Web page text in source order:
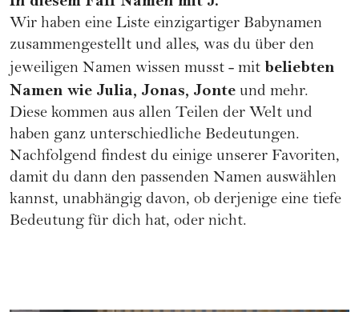
Wir haben eine Liste einzigartiger Babynamen
zusammengestellt und alles, was du über den
jeweiligen Namen wissen musst - mit beliebten
Namen wie Julia, Jonas, Jonte und mehr.
Diese kommen aus allen Teilen der Welt und
haben ganz unterschiedliche Bedeutungen.
Nachfolgend findest du einige unserer Favoriten,
damit du dann den passenden Namen auswählen
kannst, unabhängig davon, ob derjenige eine tiefe
Bedeutung für dich hat, oder nicht.